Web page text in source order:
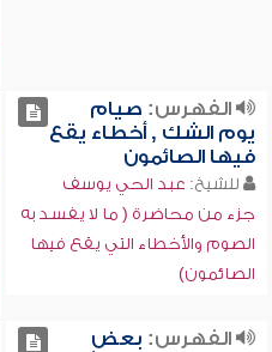
الفهرس: صيام
يوم الشك , أخطاء يقع
فيها الصائمون
للشيخ: عبد الحي يوسف
جزء من محاضرة ( ما لا يفسد به
الصوم والأخطاء التي يقع فيها
الصائمون)
الفهرس: بعض